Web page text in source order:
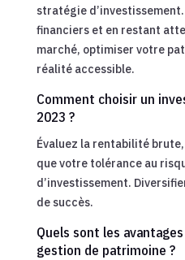
stratégie
financiers et en restant
marché, optimiser votre
réalité accessible.
Comment choisir un
2023 ?
Évaluez la rentabilité
que votre tolérance au
d’investissement.
de succès.
Quels sont les
gestion de patrimoine ?